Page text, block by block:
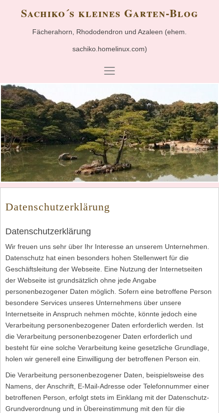
Sachiko´s kleines Garten-Blog
Fächerahorn, Rhododendron und Azaleen (ehem.
sachiko.homelinux.com)
Datenschutzerklärung
Datenschutzerklärung
Wir freuen uns sehr über Ihr Interesse an unserem Unternehmen.
Datenschutz hat einen besonders hohen Stellenwert für die
Geschäftsleitung der Webseite. Eine Nutzung der Internetseiten
der Webseite ist grundsätzlich ohne jede Angabe
personenbezogener Daten möglich. Sofern eine betroffene Person
besondere Services unseres Unternehmens über unsere
Internetseite in Anspruch nehmen möchte, könnte jedoch eine
Verarbeitung personenbezogener Daten erforderlich werden. Ist
die Verarbeitung personenbezogener Daten erforderlich und
besteht für eine solche Verarbeitung keine gesetzliche Grundlage,
holen wir generell eine Einwilligung der betroffenen Person ein.
Die Verarbeitung personenbezogener Daten, beispielsweise des
Namens, der Anschrift, E-Mail-Adresse oder Telefonnummer einer
betroffenen Person, erfolgt stets im Einklang mit der Datenschutz-
Grundverordnung und in Übereinstimmung mit den für die